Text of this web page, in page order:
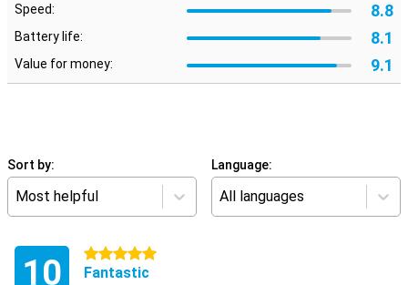
Speed: 8.8
Battery life: 8.1
Value for money: 9.1
Sort by:
Most helpful
Language:
All languages
10 5 stars
Fantastic